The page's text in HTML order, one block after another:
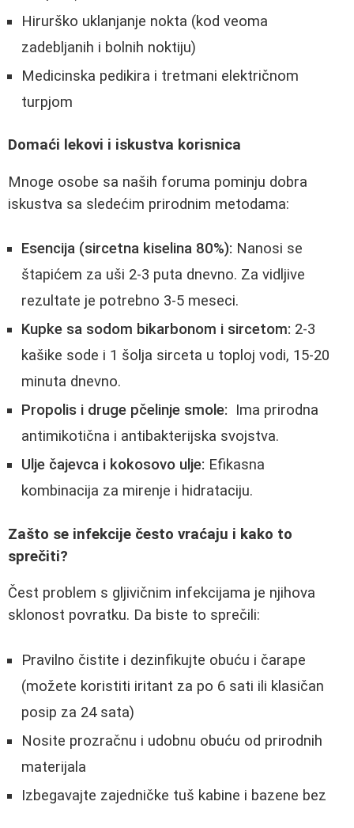
Hirurško uklanjanje nokta (kod veoma
zadebljanih i bolnih noktiju)
Medicinska pedikira i tretmani električnom
turpjom
Domaći lekovi i iskustva korisnica
Mnoge osobe sa naših foruma pominju dobra
iskustva sa sledećim prirodnim metodama:
Esencija (sircetna kiselina 80%): Nanosi se
štapićem za uši 2-3 puta dnevno. Za vidljive
rezultate je potrebno 3-5 meseci.
Kupke sa sodom bikarbonom i sircetom: 2-3
kašike sode i 1 šolja sirceta u toploj vodi, 15-20
minuta dnevno.
Propolis i druge pčelinje smole: ​​ Ima prirodna
antimikotična i antibakterijska svojstva.
Ulje čajevca i kokosovo ulje: Efikasna
kombinacija za mirenje i hidrataciju.
Zašto se infekcije često vraćaju i kako to
sprečiti?
Čest problem s gljivičnim infekcijama je njihova
sklonost povratku. Da biste to sprečili:
Pravilno čistite i dezinfikujte obuću i čarape
(možete koristiti iritant za po 6 sati ili klasičan
posip za 24 sata)
Nosite prozračnu i udobnu obuću od prirodnih
materijala
Izbegavajte zajedničke tuš kabine i bazene bez ​​​​​​​​​​​​​​​​​​​​​​​​​​​​​​​​​​​​​​​​​​​​​​​​​​​​​​​​​​​​​​​​​​​​​​​​​​​​​​​​​​​​​​​​​​​​​​​​​​​​​​​​​​​​​​​​​ ​​​​​​​​​​​​​​​​​​​​​​​​ ​​​​​​ ​​​​​​